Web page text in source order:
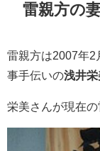
雷親方の
雷親方は2007年2
事手伝いの浅井栄
栄美さんが現在の